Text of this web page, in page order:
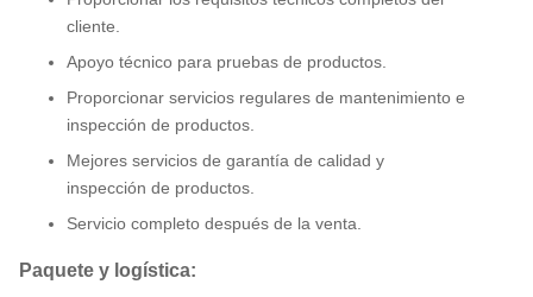
cliente.
Apoyo técnico para pruebas de productos.
Proporcionar servicios regulares de mantenimiento e
inspección de productos.
Mejores servicios de garantía de calidad y
inspección de productos.
Servicio completo después de la venta.
Paquete y logística: